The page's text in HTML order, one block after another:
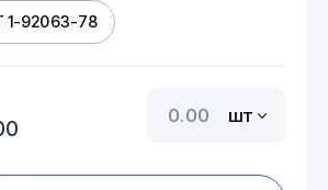
1-92063-78
шт